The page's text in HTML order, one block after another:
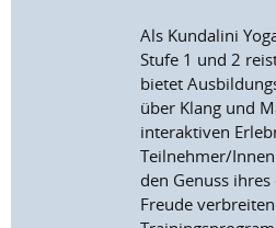
Als Kundalini
Stufe 1 und 2
bietet
über Klang und
interaktiven
Teilnehmer/
den Genuss
Freude